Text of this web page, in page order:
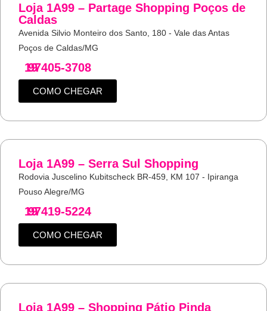
Loja 1A99 – Partage Shopping Poços de
Caldas
Avenida Silvio Monteiro dos Santo, 180 - Vale das Antas
Poços de Caldas/MG
19
97405-3708
COMO CHEGAR
Loja 1A99 – Serra Sul Shopping
Rodovia Juscelino Kubitscheck BR-459, KM 107 - Ipiranga
Pouso Alegre/MG
19
97419-5224
COMO CHEGAR
Loja 1A99 – Shopping Pátio Pinda